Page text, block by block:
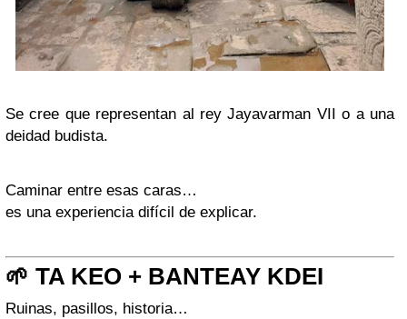
Se cree que representan al rey Jayavarman VII o a una
deidad budista.
Caminar entre esas caras…
es una experiencia difícil de explicar.
🌱 TA KEO + BANTEAY KDEI
Ruinas, pasillos, historia…